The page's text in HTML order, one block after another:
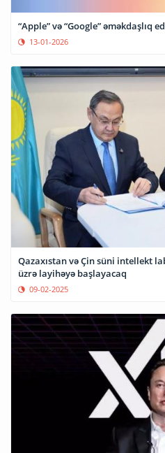
“Apple” və “Google” əməkdaşlıq
13-01-2026
Qazaxıstan və Çin süni intellekt
üzrə layihəyə başlayacaq
09-02-2025